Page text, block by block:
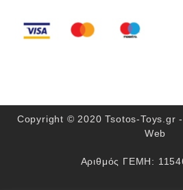
Copyright © 2020 Tsotos-Toys.gr
Web
Αριθμός ΓΕΜΗ: